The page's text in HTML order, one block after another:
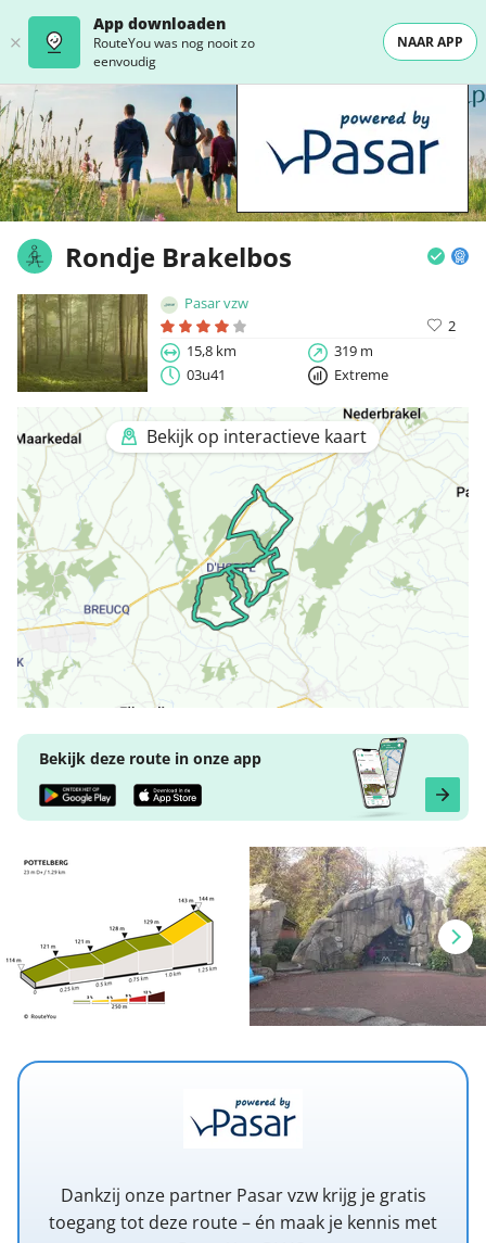
App downloaden
RouteYou was nog nooit zo
eenvoudig
NAAR APP
Rondje Brakelbos
Pasar vzw
2
15,8 km
319 m
03u41
Extreme
Bekijk op interactieve kaart
Bekijk deze route in onze app
Dankzij onze partner Pasar vzw krijg je gratis
toegang tot deze route – én maak je kennis met